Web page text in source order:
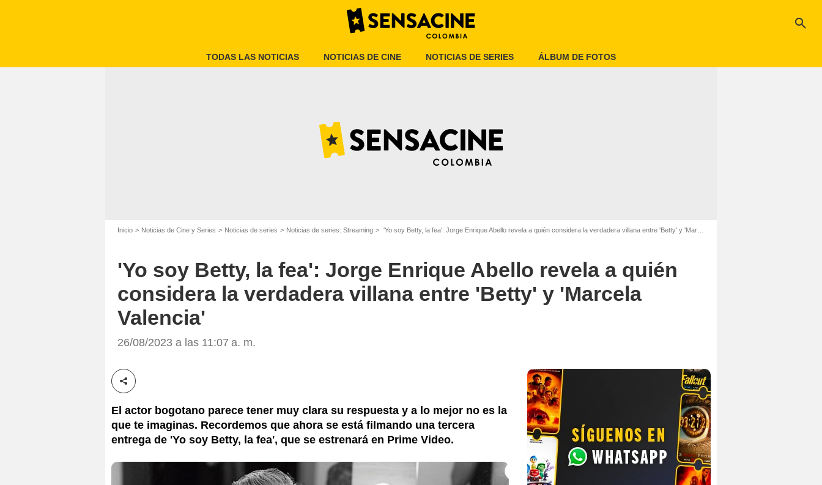
search
TODAS LAS NOTICIAS NOTICIAS DE CINE NOTICIAS DE SERIES ÁLBUM DE FOTOS
Inicio Noticias de Cine y Series Noticias de series Noticias de series: Streaming 'Yo soy Betty, la fea': Jorge Enrique Abello revela a quién considera la verdadera villana entre 'Betty' y 'Marcela Valencia'
'Yo soy Betty, la fea': Jorge Enrique Abello revela a quién
considera la verdadera villana entre 'Betty' y 'Marcela
Valencia'
26/08/2023 a las 11:07 a. m.
Compartir esta noticia
El actor bogotano parece tener muy clara su respuesta y a lo mejor no es la
que te imaginas. Recordemos que ahora se está filmando una tercera
entrega de 'Yo soy Betty, la fea', que se estrenará en Prime Video.